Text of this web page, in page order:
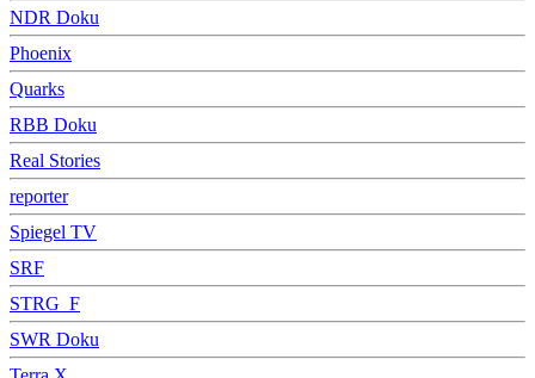
NDR Doku
Phoenix
Quarks
RBB Doku
Real Stories
reporter
Spiegel TV
SRF
STRG_F
SWR Doku